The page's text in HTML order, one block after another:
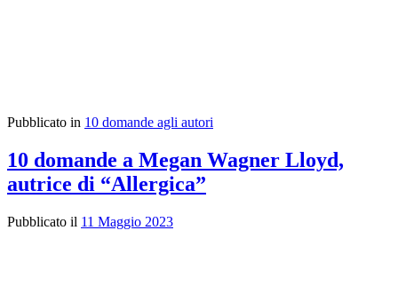
Pubblicato in 10 domande agli autori
10 domande a Megan Wagner Lloyd,
autrice di “Allergica”
Pubblicato il 11 Maggio 2023